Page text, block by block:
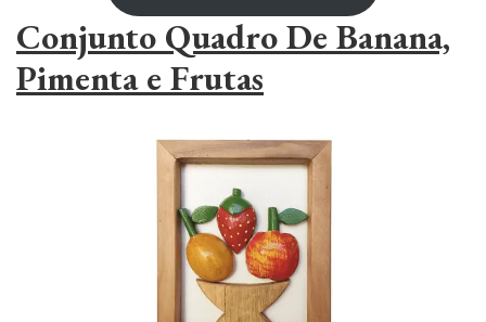
Conjunto Quadro De Banana,
Pimenta e Frutas